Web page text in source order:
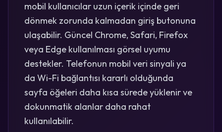
mobil kullanıcılar uzun içerik içinde geri
dönmek zorunda kalmadan giriş butonuna
ulaşabilir. Güncel Chrome, Safari, Firefox
veya Edge kullanılması görsel uyumu
destekler. Telefonun mobil veri sinyali ya
da Wi-Fi bağlantısı kararlı olduğunda
sayfa öğeleri daha kısa sürede yüklenir ve
dokunmatik alanlar daha rahat
kullanılabilir.